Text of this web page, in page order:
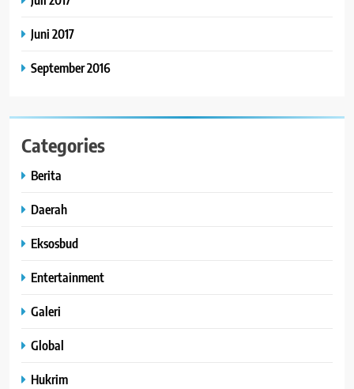
Juni 2017
September 2016
Categories
Berita
Daerah
Eksosbud
Entertainment
Galeri
Global
Hukrim